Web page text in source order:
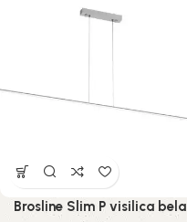
Brosline Slim P visilica bela